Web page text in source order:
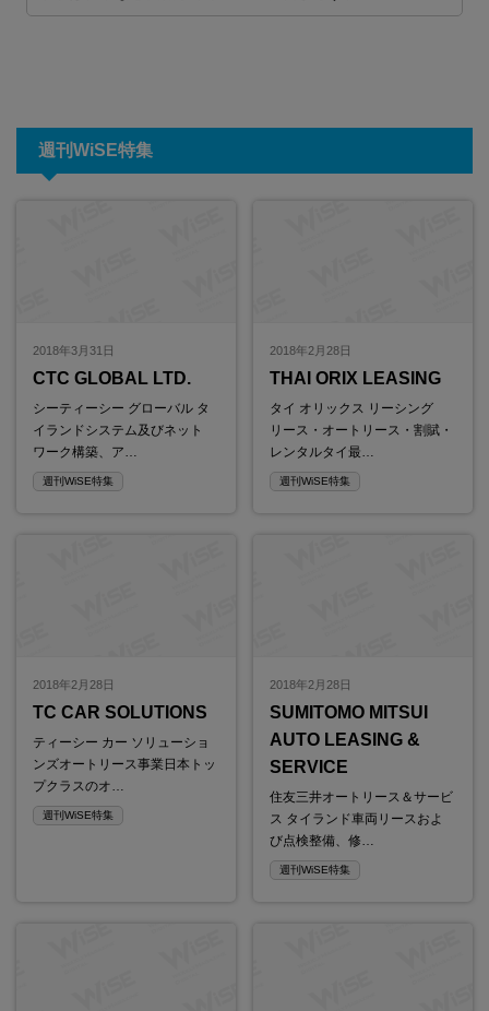
週刊WiSE特集
2018年3月31日
CTC GLOBAL LTD.
シーティーシー グローバル タ
イランドシステム及びネット
ワーク構築、ア…
週刊WiSE特集
2018年2月28日
THAI ORIX LEASING
タイ オリックス リーシング
リース・オートリース・割賦・
レンタルタイ最…
週刊WiSE特集
2018年2月28日
TC CAR SOLUTIONS
ティーシー カー ソリューショ
ンズオートリース事業日本トッ
プクラスのオ…
週刊WiSE特集
2018年2月28日
SUMITOMO MITSUI
AUTO LEASING &
SERVICE
住友三井オートリース＆サービ
ス タイランド車両リースおよ
び点検整備、修…
週刊WiSE特集